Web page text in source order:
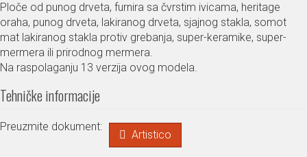
Ploče od punog drveta, furnira sa čvrstim ivicama, heritage
oraha, punog drveta, lakiranog drveta, sjajnog stakla, somot
mat lakiranog stakla protiv grebanja, super-keramike, super-
mermera ili prirodnog mermera.
Na raspolaganju 13 verzija ovog modela.
Tehničke informacije
Preuzmite dokument:
Artistico